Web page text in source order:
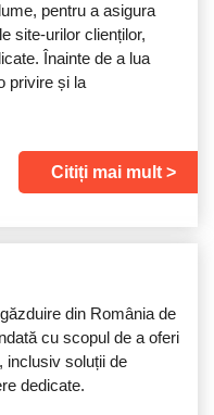
pentru a asigura
site-urilor clienților,
Înainte de a lua
privire și la
Citiți mai mult
din România de
cu scopul de a oferi
inclusiv soluții de
dedicate.